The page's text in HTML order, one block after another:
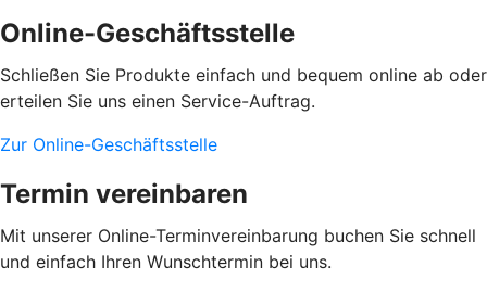
Online-Geschäftsstelle
Schließen Sie Produkte einfach und bequem online ab oder
erteilen Sie uns einen Service-Auftrag.
Zur Online-Geschäftsstelle
Termin vereinbaren
Mit unserer Online-Terminvereinbarung buchen Sie schnell
und einfach Ihren Wunschtermin bei uns.